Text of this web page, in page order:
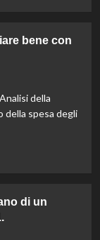
bene con
della
della spesa degli
di un